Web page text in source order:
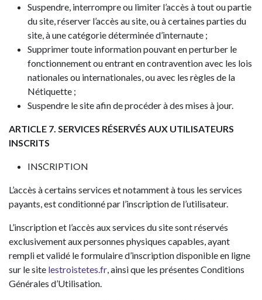
Suspendre, interrompre ou limiter l’accès à tout ou partie
du site, réserver l’accès au site, ou à certaines parties du
site, à une catégorie déterminée d’internaute ;
Supprimer toute information pouvant en perturber le
fonctionnement ou entrant en contravention avec les lois
nationales ou internationales, ou avec les règles de la
Nétiquette ;
Suspendre le site afin de procéder à des mises à jour.
ARTICLE 7. SERVICES RÉSERVÉS AUX UTILISATEURS
INSCRITS
INSCRIPTION
L’accès à certains services et notamment à tous les services
payants, est conditionné par l’inscription de l’utilisateur.
L’inscription et l’accès aux services du site sont réservés
exclusivement aux personnes physiques capables, ayant
rempli et validé le formulaire d’inscription disponible en ligne
sur le site lestroistetes.fr, ainsi que les présentes Conditions
Générales d’Utilisation.